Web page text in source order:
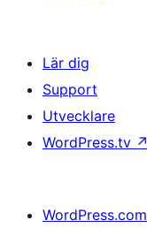
Lär dig
Support
Utvecklare
WordPress.tv ↗
WordPress.com